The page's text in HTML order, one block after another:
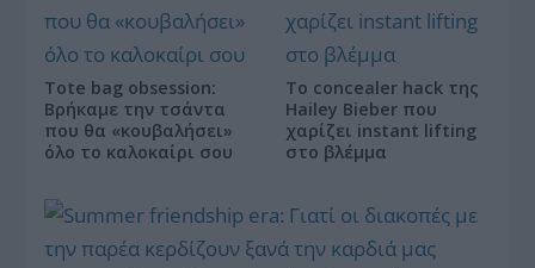
Tote bag obsession:
Βρήκαμε την τσάντα
που θα «κουβαλήσει»
όλο το καλοκαίρι σου
Το concealer hack της
Hailey Bieber που
χαρίζει instant lifting
στο βλέμμα